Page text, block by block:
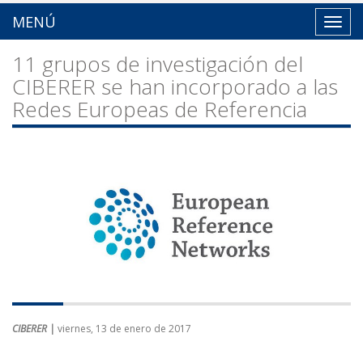
MENÚ
11 grupos de investigación del
CIBERER se han incorporado a las
Redes Europeas de Referencia
CIBERER | viernes, 13 de enero de 2017